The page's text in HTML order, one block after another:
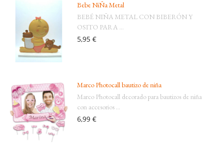
Bebe NiÑa Metal
BEBÉ NIÑA METAL CON BIBERÓN Y
OSITO PARA ...
5,95 €
Marco Photocall bautizo de niña
Marco Photocall decorado para bautizos de niña
con accesorios ...
6,99 €